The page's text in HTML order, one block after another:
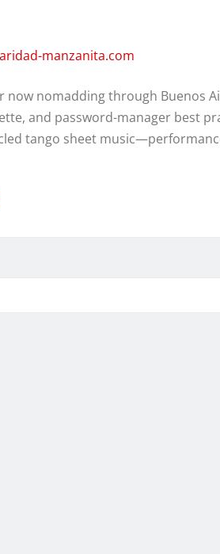
manzanita.com
now nomadding through Buenos
and password-manager best
tango sheet